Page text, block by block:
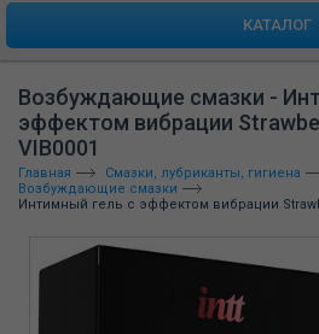
КАТАЛОГ
Возбуждающие смазки -
эффектом вибрации
VIB0001
Главная
Смазки, лубриканты, гигиена
Возбуждающие смазки
Интимный гель с эффектом вибрации